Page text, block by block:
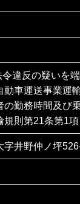
違反の疑いを
車運送事業運
の勤務時間及び
則第21条第1項
字井野仲ノ坪